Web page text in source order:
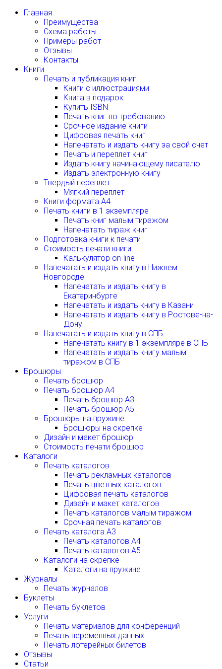
Главная
Преимущества
Схема работы
Примеры работ
Отзывы
Контакты
Книги
Печать и публикация книг
Книги с иллюстрациями
Книга в подарок
Купить ISBN
Печать книг по требованию
Срочное издание книги
Цифровая печать книг
Напечатать и издать книгу за свой счет
Печать и переплет книг
Издать книгу начинающему писателю
Издать электронную книгу
Твердый переплет
Мягкий переплет
Книги формата А4
Печать книги в 1 экземпляре
Печать книг малым тиражом
Напечатать тираж книг
Подготовка книги к печати
Стоимость печати книги
Калькулятор on-line
Напечатать и издать книгу в Нижнем
Новгороде
Напечатать и издать книгу в
Екатеринбурге
Напечатать и издать книгу в Казани
Напечатать и издать книгу в Ростове-на-
Дону
Напечатать и издать книгу в СПБ
Напечатать книгу в 1 экземпляре в СПБ
Напечатать и издать книгу малым
тиражом в СПБ
Брошюры
Печать брошюр
Печать брошюр А4
Печать брошюр А3
Печать брошюр А5
Брошюры на пружине
Брошюры на скрепке
Дизайн и макет брошюр
Стоимость печати брошюр
Каталоги
Печать каталогов
Печать рекламных каталогов
Печать цветных каталогов
Цифровая печать каталогов
Дизайн и макет каталогов
Печать каталогов малым тиражом
Срочная печать каталогов
Печать каталога А3
Печать каталогов А4
Печать каталогов А5
Каталоги на скрепке
Каталоги на пружине
Журналы
Печать журналов
Буклеты
Печать буклетов
Услуги
Печать материалов для конференций
Печать переменных данных
Печать лотерейных билетов
Отзывы
Статьи